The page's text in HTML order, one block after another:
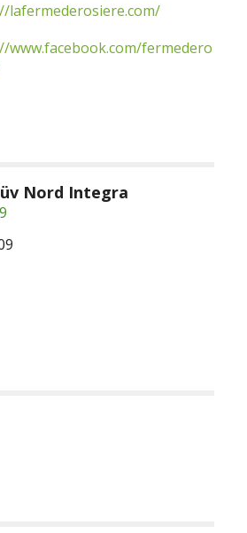
lafermederosiere.com/
www.facebook.com/fermedero
Nord Integra